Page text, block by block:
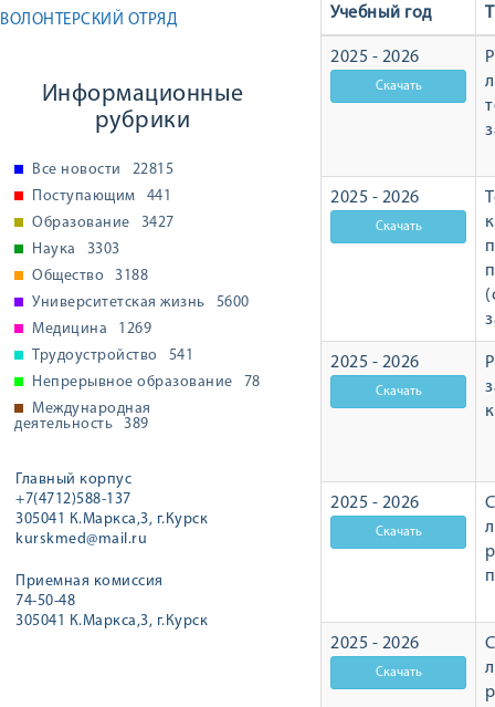
ВОЛОНТЕРСКИЙ ОТРЯД
Информационные
рубрики
Все новости
22815
Поступающим
441
Образование
3427
Наука
3303
Общество
3188
Университетская жизнь
5600
Медицина
1269
Трудоустройство
541
Непрерывное образование
78
Международная
деятельность
389
Главный корпус
+7(4712)588-137
305041 К.Маркса,3, г.Курск
kurskmed@mail.ru
Приемная комиссия
74-50-48
305041 К.Маркса,3, г.Курск
Учебный год
2025 - 2026
2025 - 2026
2025 - 2026
2025 - 2026
2025 - 2026